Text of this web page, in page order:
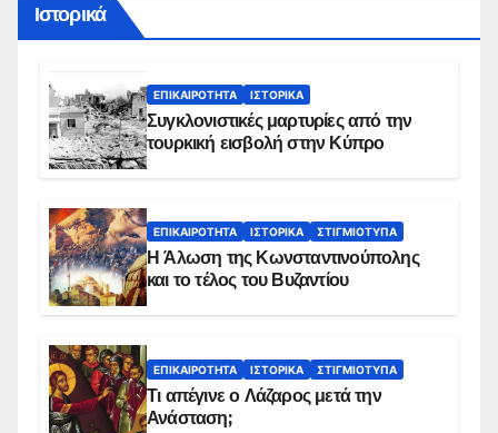
Ιστορικά
ΕΠΙΚΑΙΡΌΤΗΤΑ ΙΣΤΟΡΙΚΆ
Συγκλονιστικές μαρτυρίες από την
τουρκική εισβολή στην Κύπρο
ΕΠΙΚΑΙΡΌΤΗΤΑ ΙΣΤΟΡΙΚΆ ΣΤΙΓΜΙΌΤΥΠΑ
Η Άλωση της Κωνσταντινούπολης
και το τέλος του Βυζαντίου
ΕΠΙΚΑΙΡΌΤΗΤΑ ΙΣΤΟΡΙΚΆ ΣΤΙΓΜΙΌΤΥΠΑ
Τι απέγινε ο Λάζαρος μετά την
Ανάσταση;